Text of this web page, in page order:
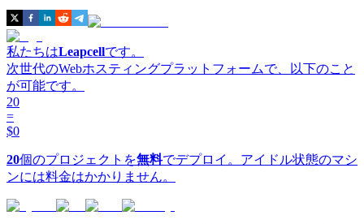
私たちはLeapcellです。
次世代のWebホスティングプラットフォームで、以下のこと
が可能です。
20
=
$0
20個のプロジェクトを無料でデプロイ。アイドル状態のマシ
ンには料金はかかりません。